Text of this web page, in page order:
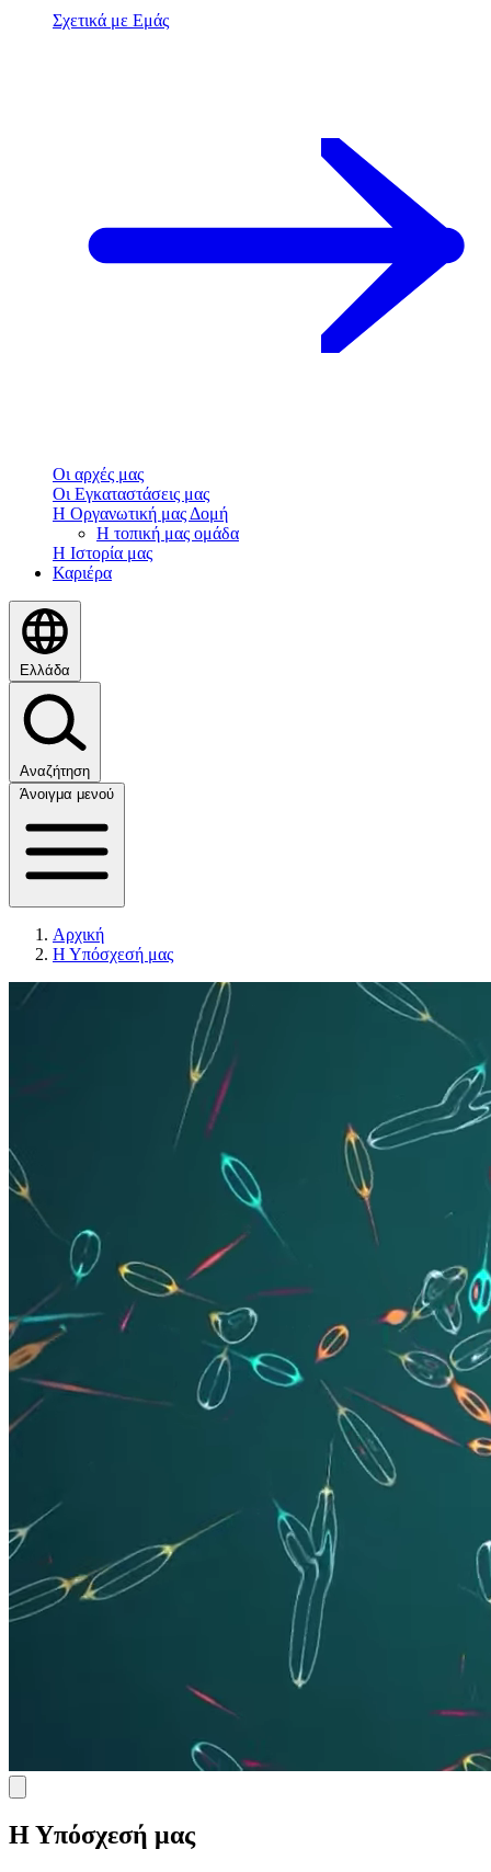
Σχετικά με Εμάς
Οι αρχές μας
Οι Εγκαταστάσεις μας
Η Οργανωτική μας Δομή
Η τοπική μας ομάδα
Η Ιστορία μας
Καριέρα
Ελλάδα
Αναζήτηση
Άνοιγμα μενού
Αρχική
Η Υπόσχεσή μας
Η Υπόσχεσή μας